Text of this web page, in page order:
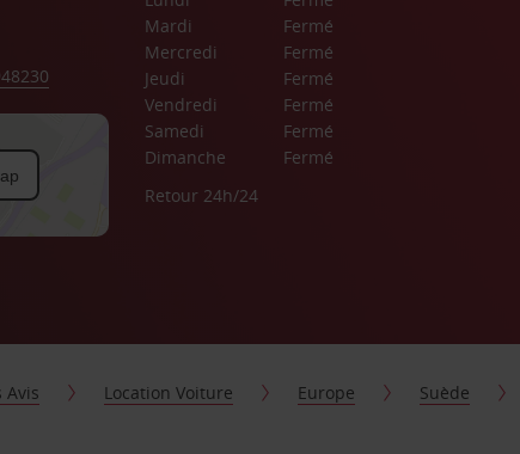
Mardi
Fermé
Mercredi
Fermé
Jeudi
Fermé
Vendredi
Fermé
Samedi
Fermé
Dimanche
Fermé
Retour 24h/24
Avis Location Voiture Europe Suède